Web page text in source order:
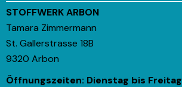
STOFFWERK ARBON
Tamara Zimmermann
St. Gallerstrasse 18B
9320 Arbon
Öffnungszeiten: Dienstag bis Freitag